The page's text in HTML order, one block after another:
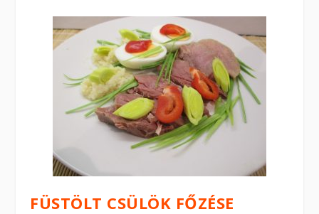
FÜSTÖLT CSÜLÖK FŐZÉSE